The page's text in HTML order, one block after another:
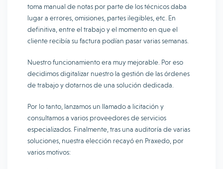
toma manual de notas por parte de los técnicos daba
lugar a errores, omisiones, partes ilegibles, etc. En
definitiva, entre el trabajo y el momento en que el
cliente recibía su factura podían pasar varias semanas.
Nuestro funcionamiento era muy mejorable. Por eso
decidimos digitalizar nuestro la gestión de las órdenes
de trabajo y dotarnos de una solución dedicada.
Por lo tanto, lanzamos un llamado a licitación y
consultamos a varios proveedores de servicios
especializados. Finalmente, tras una auditoría de varias
soluciones, nuestra elección recayó en Praxedo, por
varios motivos: